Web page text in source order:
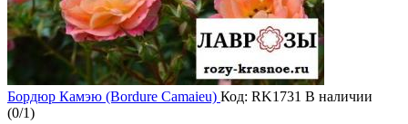
Бордюр Камэю (Bordure Camaieu) Код: RK1731 В наличии
(0/1)